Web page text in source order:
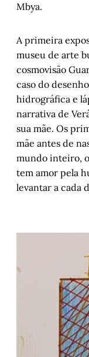
Mbya.
A primeira
museu de arte
cosmovisão
caso do desenho
hidrográfica e
narrativa de
sua mãe. Os
mãe antes de
mundo inteiro, o
tem amor pela
levantar a cada